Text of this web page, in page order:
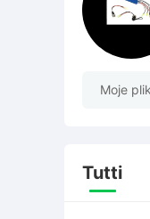
Moje
Tutti